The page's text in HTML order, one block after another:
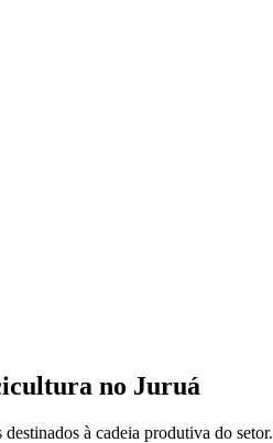
no Juruá
à cadeia produtiva do setor.